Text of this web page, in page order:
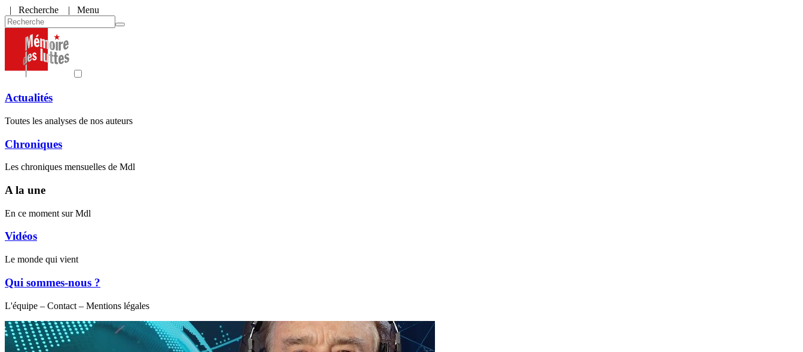
| Recherche | Menu
Actualités
Toutes les analyses de nos auteurs
Chroniques
Les chroniques mensuelles de Mdl
A la une
En ce moment sur Mdl
Vidéos
Le monde qui vient
Qui sommes-nous ?
L'équipe – Contact – Mentions légales